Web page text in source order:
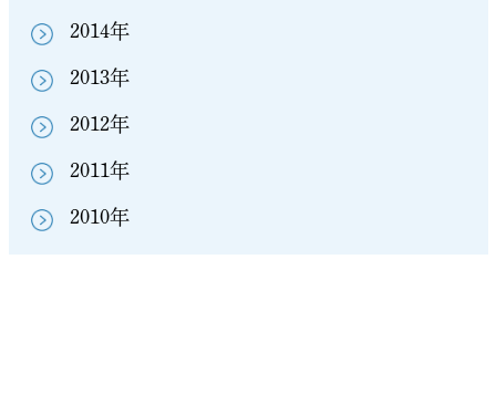
2014年
2013年
2012年
2011年
2010年